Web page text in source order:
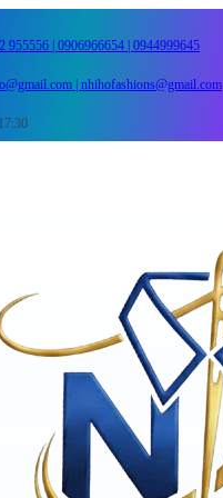
955556 | 0906966654 | 0944999645
| nhihofashions@gmail.com